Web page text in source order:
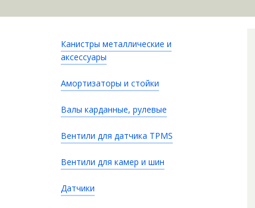
Канистры металлические и
аксессуары
Амортизаторы и стойки
Валы карданные, рулевые
Вентили для датчика TPMS
Вентили для камер и шин
Датчики